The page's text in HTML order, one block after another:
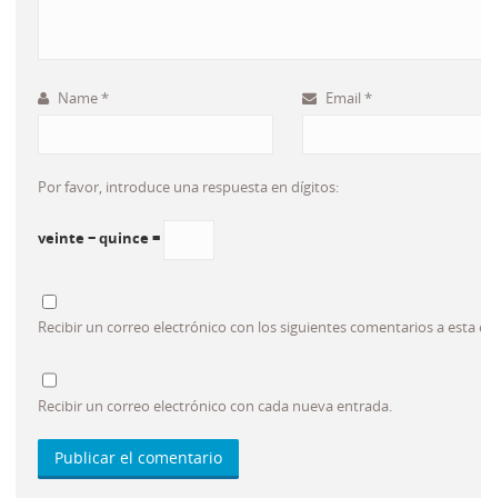
Name* Email *
Por favor, introduce una respuesta en dígitos:
veinte − quince =
Recibir un correo electrónico con los siguientes comentarios a esta
Recibir un correo electrónico con cada nueva entrada.